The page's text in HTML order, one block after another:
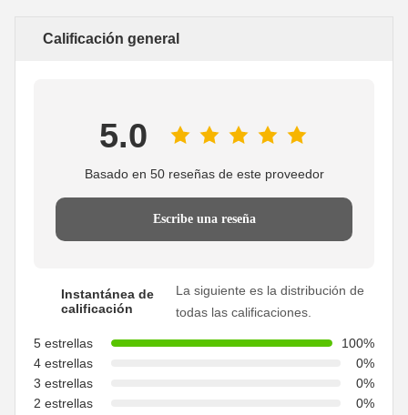
Calificación general
5.0
Basado en 50 reseñas de este proveedor
Escribe una reseña
Instantánea de
calificación
La siguiente es la distribución de
todas las calificaciones.
5 estrellas
100%
4 estrellas
0%
3 estrellas
0%
2 estrellas
0%